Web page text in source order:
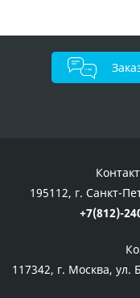
195112, г. Санкт-
+7(812)-
117342, г. Москва, ул.